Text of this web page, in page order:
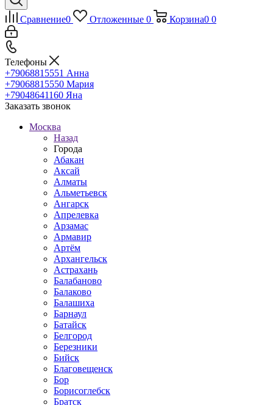
Сравнение0 Отложенные 0 Корзина0 0
Телефоны
+79068815551 Анна
+79068815550 Мария
+79048641160 Яна
Заказать звонок
Москва
Назад
Города
Абакан
Аксай
Алматы
Альметьевск
Ангарск
Апрелевка
Арзамас
Армавир
Артём
Архангельск
Астрахань
Балабаново
Балаково
Балашиха
Барнаул
Батайск
Белгород
Березники
Бийск
Благовещенск
Бор
Борисоглебск
Братск